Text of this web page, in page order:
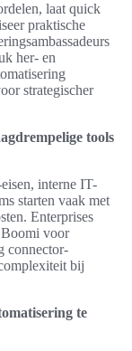
laat quick
praktische
her- en
strategischer
tools
interne IT-
starten vaak met
Enterprises
voor
connector-
bij
te